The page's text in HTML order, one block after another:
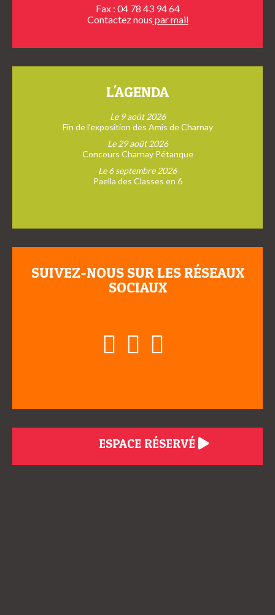
Fax : 04 78 43 94 64
Contactez nous par mail
L'AGENDA
Le 9 août 2026
Fin de l’exposition des Amis de Charnay
Le 29 août 2026
Concours Charnay Pétanque
Le 6 septembre 2026
Paella des Classes en 6
SUIVEZ-NOUS SUR LES RÉSEAUX
SOCIAUX
ESPACE RÉSERVÉ